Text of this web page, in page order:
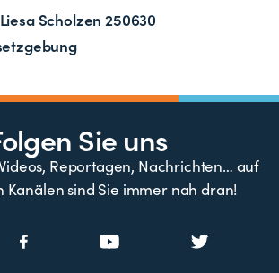
Scholzen 250630
Sie uns
Reportagen, Nachrichten… auf
Kanälen sind Sie immer nah dran!